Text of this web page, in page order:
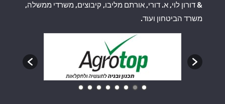
& דורון לוי, א. דורי, אורתם מליבו, קיבוצים, משרדי ממשלה,
משרד הביטחון ועוד.